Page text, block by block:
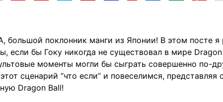
большой поклонник манги из Японии! В этом посте я
если бы Гоку никогда не существовал в мире
моменты могли бы сыграть совершенно по-
сценарий “что если” и повеселимся, представляя
Dragon Ball!